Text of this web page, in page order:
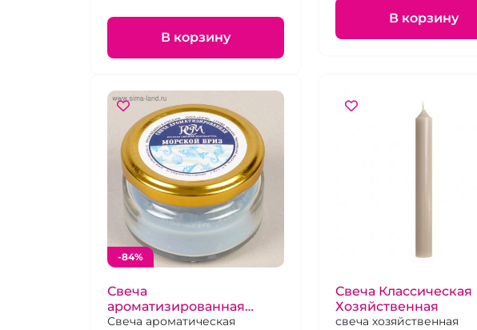
В корзину
В корзину
-84%
Свеча
ароматизированная
Морской бриз
Свеча ароматическая
Свеча Классическая
Хозяйственная
свеча хозяйственная